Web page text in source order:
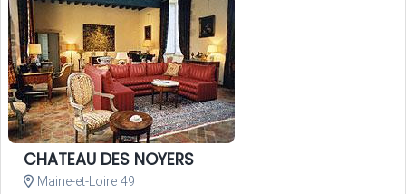
CHATEAU DES NOYERS
Maine-et-Loire 49